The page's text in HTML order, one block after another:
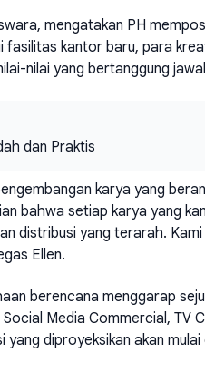
mengatakan PH
fasilitas kantor baru, para
nilai yang bertanggung
dan Praktis
karya yang
bahwa setiap karya yang
distribusi yang terarah.
Ellen.
berencana menggarap
Media Commercial, TV
diproyeksikan akan